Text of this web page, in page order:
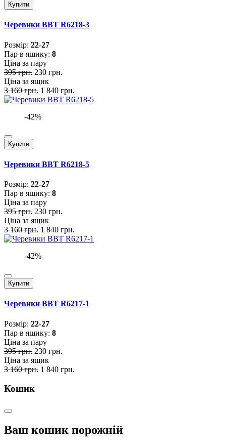
Купити
Черевики BBT R6218-3
Розмiр: 22-27
Пар в ящику: 8
Ціна за пару
395 грн. 230 грн.
Ціна за ящик
3 160 грн. 1 840 грн.
-42%
Купити
Черевики BBT R6218-5
Розмiр: 22-27
Пар в ящику: 8
Ціна за пару
395 грн. 230 грн.
Ціна за ящик
3 160 грн. 1 840 грн.
-42%
Купити
Черевики BBT R6217-1
Розмiр: 22-27
Пар в ящику: 8
Ціна за пару
395 грн. 230 грн.
Ціна за ящик
3 160 грн. 1 840 грн.
Кошик
Ваш кошик порожній